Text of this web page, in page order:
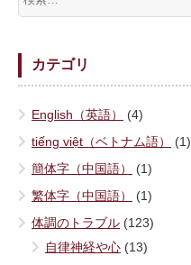
カテゴリ
English（英語）
(4)
tiếng việt（ベトナム語）
(1)
簡体字（中国語）
(1)
繁体字（中国語）
(1)
体調のトラブル (123)
自律神経や心 (13)